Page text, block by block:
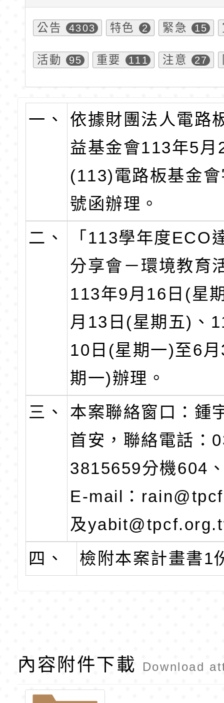
公告 4303 特色 2 緊急 15
活動 95 重要 111 注意 27
一、
依據財團法人電路
益基金會113年5月
(113)電路板基金
號函辦理。
二、
「113學年度ECO
分享會－環境教育
113年9月16日(星
月13日(星期五)、
10日(星期一)至6
期一)辦理。
三、
本案聯絡窗口：鍾
首安，聯絡電話：
3815659分機604
E-mail：
及
四、
檢附本案計畫書1
內容附件下載 Download